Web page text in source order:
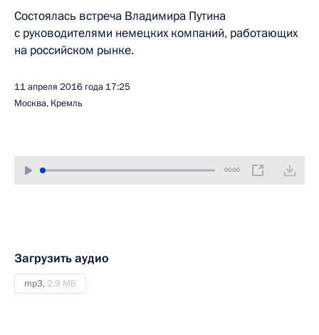
Состоялась встреча Владимира Путина
с руководителями немецких компаний, работающих
на российском рынке.
11 апреля 2016 года 17:25
Москва, Кремль
00:00
Загрузить аудио
mp3, 2.9 МБ